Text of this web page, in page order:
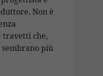
Non è
travetti che,
più